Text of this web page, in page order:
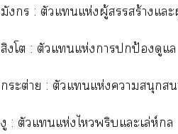
มังกร : ตัวแแห่งผู้สร้างแ
สิงโต : ตัวแแห่งาปกป้องดูแล
กระต่าย : ตัวแแห่งาสนุกสน
งู : ตัวแแห่งไหวพริบแะเล่ห์